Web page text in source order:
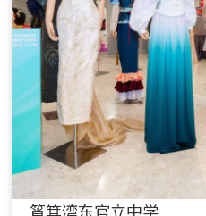
筲箕湾东官立中学